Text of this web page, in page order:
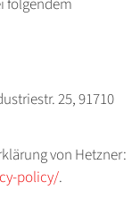
folgendem
25, 91710
von Hetzner:
policy/.